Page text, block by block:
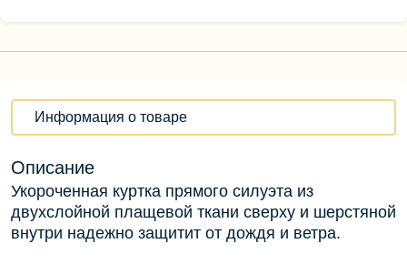
Информация о товаре
Описание
Укороченная куртка прямого силуэта из
двухслойной плащевой ткани сверху и шерстяной
внутри надежно защитит от дождя и ветра.